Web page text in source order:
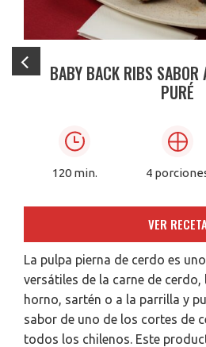
BABY BACK RIBS SABOR
PURÉ
120 min. 4
VER
La pulpa pierna de cerdo es
versátiles de la carne de
horno, sartén o a la parrilla y
sabor de uno de los cortes de
todos los chilenos. Este